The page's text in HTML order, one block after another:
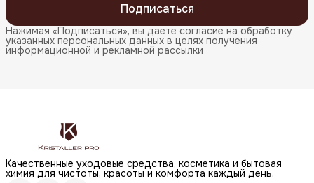
Подписаться
Нажимая «Подписаться», вы даете согласие на обработку
указанных персональных данных в целях получения
информационной и рекламной рассылки
Качественные уходовые средства, косметика и бытовая
химия для чистоты, красоты и комфорта каждый день.